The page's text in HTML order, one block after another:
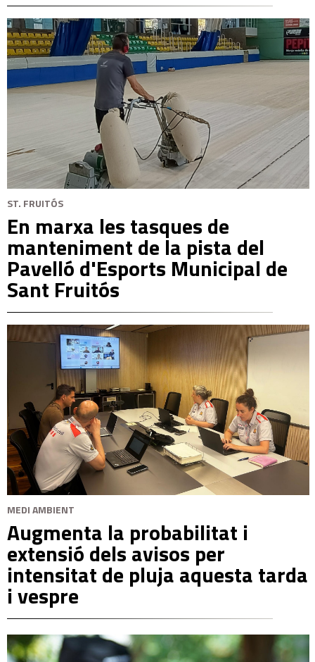
ST. FRUITÓS
En marxa les tasques de
manteniment de la pista del
Pavelló d'Esports Municipal de
Sant Fruitós
MEDI AMBIENT
Augmenta la probabilitat i
extensió dels avisos per
intensitat de pluja aquesta tarda
i vespre